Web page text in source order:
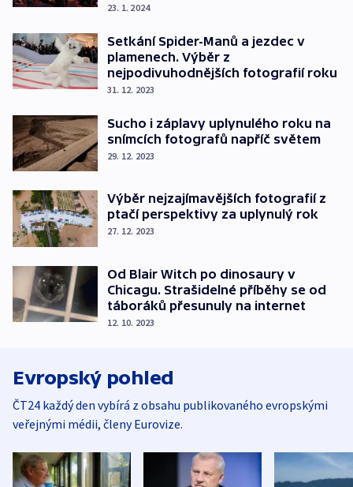
23. 1. 2024
Setkání Spider-Manů a jezdec v
plamenech. Výběr z
nejpodivuhodnějších fotografií roku
31. 12. 2023
Sucho i záplavy uplynulého roku na
snímcích fotografů napříč světem
29. 12. 2023
Výběr nejzajímavějších fotografií z
ptačí perspektivy za uplynulý rok
27. 12. 2023
Od Blair Witch po dinosaury v
Chicagu. Strašidelné příběhy se od
táboráků přesunuly na internet
12. 10. 2023
Evropský pohled
ČT24 každý den vybírá z obsahu publikovaného evropskými
veřejnými médii, členy Eurovize.